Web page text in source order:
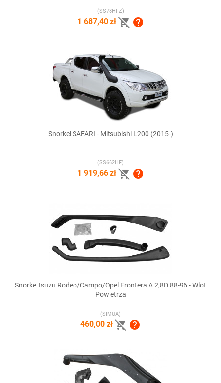
(SS78HFZ)
1 687,40 zł  
Snorkel SAFARI - Mitsubishi L200 (2015-)
(SS662HF)
1 919,66 zł  
Snorkel Isuzu Rodeo/Campo/Opel Frontera A 2,8D 88-96 - Wlot
Powietrza
(SIMUA)
460,00 zł  